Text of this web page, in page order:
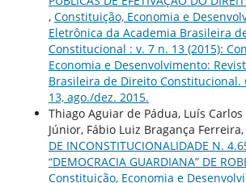
, Constituição, Economia e
Eletrônica da Academia Brasileira
Constitucional : v. 7 n. 13 (2015):
Economia e Desenvolvimento:
Brasileira de Direito Constitucional.
13, ago./dez. 2015.
Thiago Aguiar de Pádua, Luís
Júnior, Fábio Luiz Bragança Ferreira,
DE INCONSTITUCIONALIDADE N.
“DEMOCRACIA GUARDIANA” DE
Constituição, Economia e